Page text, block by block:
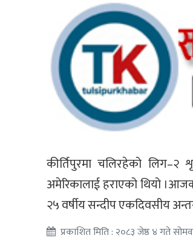
कीर्तिपुरमा चलिरहेको
अमेरिकालाई हराएको थियो
२५ वर्षीय सन्दीप एकदिवसीय
प्रकाशित मिति : २०८३ जेष्ठ ४ गते